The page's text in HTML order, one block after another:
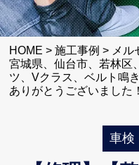
HOME >施工事例 > メル
宮城県、仙台市、若林区
ツ、Vクラス、ベルト鳴
ありがとうございました
車検